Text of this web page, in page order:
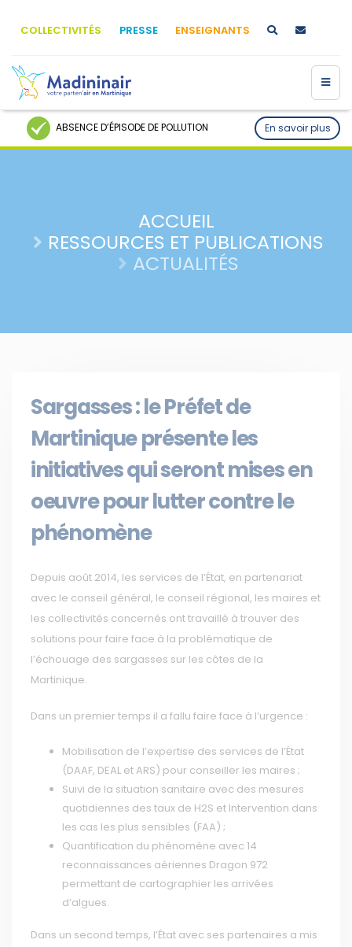
COLLECTIVITÉS PRESSE ENSEIGNANTS
ABSENCE D’ÉPISODE DE POLLUTION En savoir plus
ACCUEIL
RESSOURCES ET PUBLICATIONS
ACTUALITÉS
Sargasses : le Préfet de
Martinique présente les
initiatives qui seront mises en
oeuvre pour lutter contre le
phénomène
Depuis août 2014, les services de l’État, en partenariat
avec le conseil général, le conseil régional, les maires et
les collectivités concernés ont travaillé à trouver des
solutions pour faire face à la problématique de
l’échouage des sargasses sur les côtes de la
Martinique.
Dans un premier temps il a fallu faire face à l’urgence :
Mobilisation de l’expertise des services de l’État
(DAAF, DEAL et ARS) pour conseiller les maires ;
Suivi de la situation sanitaire avec des mesures
quotidiennes des taux de H2S et Intervention dans
les cas les plus sensibles (FAA) ;
Quantification du phénomène avec 14
reconnaissances aériennes Dragon 972
permettant de cartographier les arrivées
d’algues.
Dans un second temps, l’État avec ses partenaires a mis